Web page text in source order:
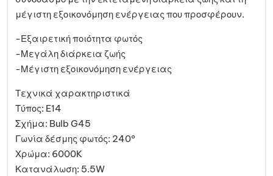
μέγιστη εξοικονόμηση ενέργειας που προσφέρουν.
-Εξαιρετική ποιότητα φωτός
-Μεγάλη διάρκεια ζωής
-Μέγιστη εξοικονόμηση ενέργειας
Τεχνικά χαρακτηριστικά
Τύπος: E14
Σχήμα: Bulb G45
Γωνία δέσμης φωτός: 240°
Χρώμα: 6000K
Κατανάλωση: 5.5W